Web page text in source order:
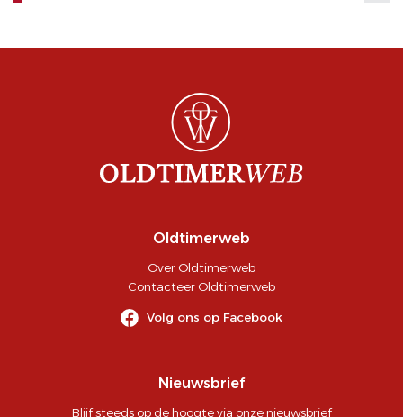
Oldtimerweb
Over Oldtimerweb
Contacteer Oldtimerweb
Volg ons op Facebook
Nieuwsbrief
Blijf steeds op de hoogte via onze nieuwsbrief